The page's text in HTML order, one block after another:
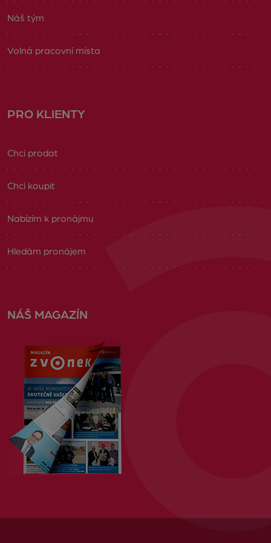
Náš tým
Volná pracovní místa
PRO KLIENTY
Chci prodat
Chci koupit
Nabízím k pronájmu
Hledám pronájem
NÁŠ MAGAZÍN